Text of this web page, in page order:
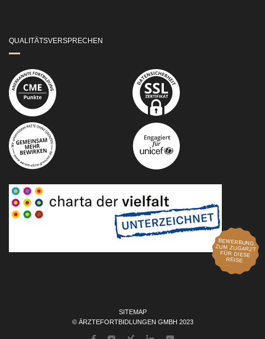
BEWERBUNG
ZUM ZUGARZT
FÜR DIESE
REISE
QUALITÄTSVERSPRECHEN
SITEMAP
© ÄRZTEFORTBIDLUNGEN GMBH 2023